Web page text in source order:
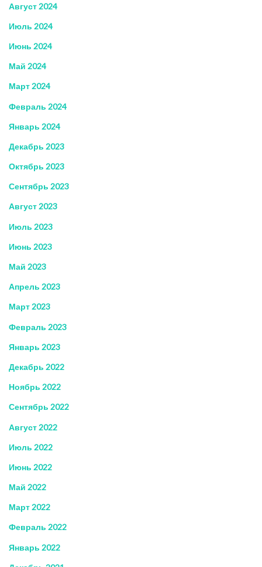
Август 2024
Июль 2024
Июнь 2024
Май 2024
Март 2024
Февраль 2024
Январь 2024
Декабрь 2023
Октябрь 2023
Сентябрь 2023
Август 2023
Июль 2023
Июнь 2023
Май 2023
Апрель 2023
Март 2023
Февраль 2023
Январь 2023
Декабрь 2022
Ноябрь 2022
Сентябрь 2022
Август 2022
Июль 2022
Июнь 2022
Май 2022
Март 2022
Февраль 2022
Январь 2022